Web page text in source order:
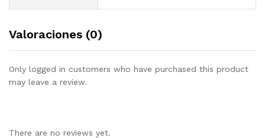
Valoraciones (0)
Only logged in customers who have purchased this product
may leave a review.
There are no reviews yet.